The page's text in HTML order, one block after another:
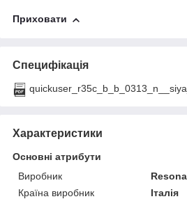
Приховати
Специфікація
Характеристики
Основні атрибути
Виробник
Країна виробник
Італія